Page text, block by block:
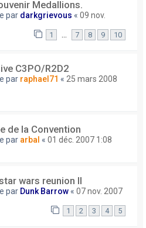
Medallions.
par darkgrievous « 09 nov.
1 7 8 9 10
C3PO/R2D2
par raphael71 « 25 mars 2008
de la Convention
par arbal « 01 déc. 2007 1:08
wars reunion II
par Dunk Barrow « 07 nov. 2007
1 2 3 4 5